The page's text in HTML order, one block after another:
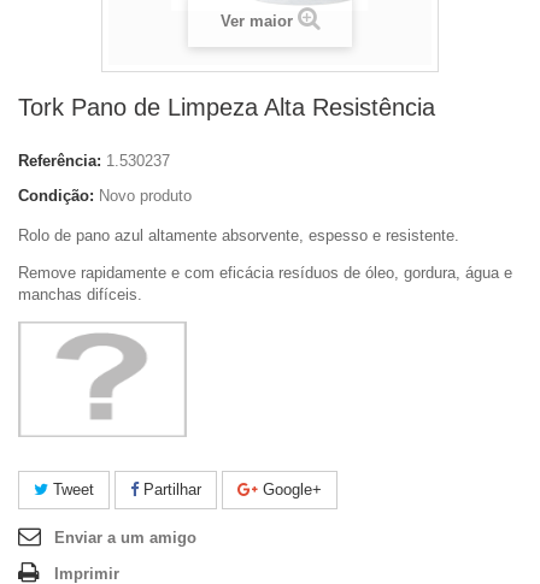
Ver maior
Tork Pano de Limpeza Alta Resistência
Referência: 1.530237
Condição: Novo produto
Rolo de pano azul altamente absorvente, espesso e resistente.
Remove rapidamente e com eficácia resíduos de óleo, gordura, água e
manchas difíceis.
Tweet Partilhar Google+
Enviar a um amigo
Imprimir